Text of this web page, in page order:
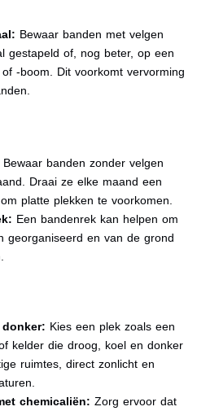
Bewaar banden met velgen
gestapeld of, nog beter, op een
-boom. Dit voorkomt vervorming
Bewaar banden zonder velgen
Draai ze elke maand een
platte plekken te voorkomen.
Een bandenrek kan helpen om
georganiseerd en van de grond
Kies een plek zoals een
kelder die droog, koel en donker
ruimtes, direct zonlicht en
chemicaliën: Zorg ervoor dat